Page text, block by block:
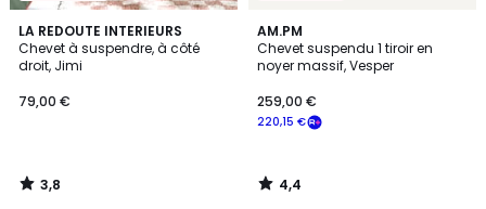
LA REDOUTE INTERIEURS
Chevet à suspendre, à côté
droit, Jimi
79,00 €
3,8
/ 5
3,8
/
AM.PM
Chevet suspendu 1 tiroir en
noyer massif, Vesper
220,15 €
259,00 €
4,4
/ 5
4,4
/